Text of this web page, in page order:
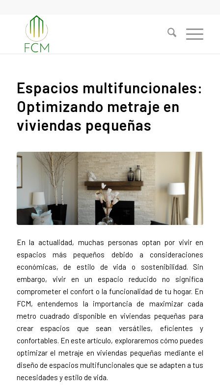
Espacios multifuncionales:
Optimizando metraje en
viviendas pequeñas
En la actualidad, muchas personas optan por vivir en
espacios más pequeños debido a consideraciones
económicas, de estilo de vida o sostenibilidad. Sin
embargo, vivir en un espacio reducido no significa
comprometer el confort o la funcionalidad de tu hogar. En
FCM, entendemos la importancia de maximizar cada
metro cuadrado disponible en viviendas pequeñas para
crear espacios que sean versátiles, eficientes y
confortables. En este artículo, exploraremos cómo puedes
optimizar el metraje en viviendas pequeñas mediante el
diseño de espacios multifuncionales que se adapten a tus
necesidades y estilo de vida.